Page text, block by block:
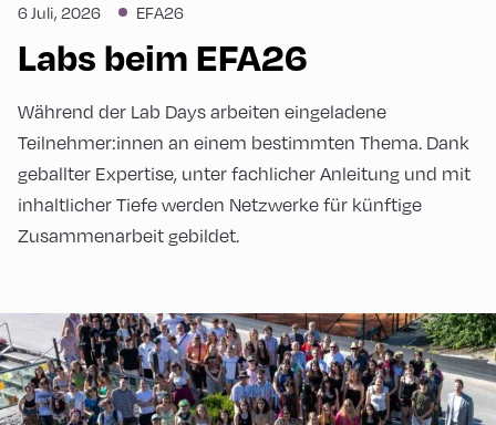
6 Juli, 2026 EFA26
Labs beim EFA26
Während der Lab Days arbeiten eingeladene
Teilnehmer:innen an einem bestimmten Thema. Dank
geballter Expertise, unter fachlicher Anleitung und mit
inhaltlicher Tiefe werden Netzwerke für künftige
Zusammenarbeit gebildet.